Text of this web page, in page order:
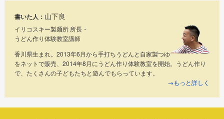
書いた人： 山下良
イリコスキー製麺所 所長・
うどん作り体験教室講師
香川県生まれ。2013年6月から手打ちうどんと自家製つゆ
をネットで販売、2014年8月にうどん作り体験教室を開始。うどん作り
で、たくさんの子どもたちと遊んでもらっています。
→もっと詳しく